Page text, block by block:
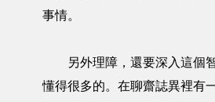
事情。
另外理障，還要深入這個
懂得很多的。在聊齋誌異裡有